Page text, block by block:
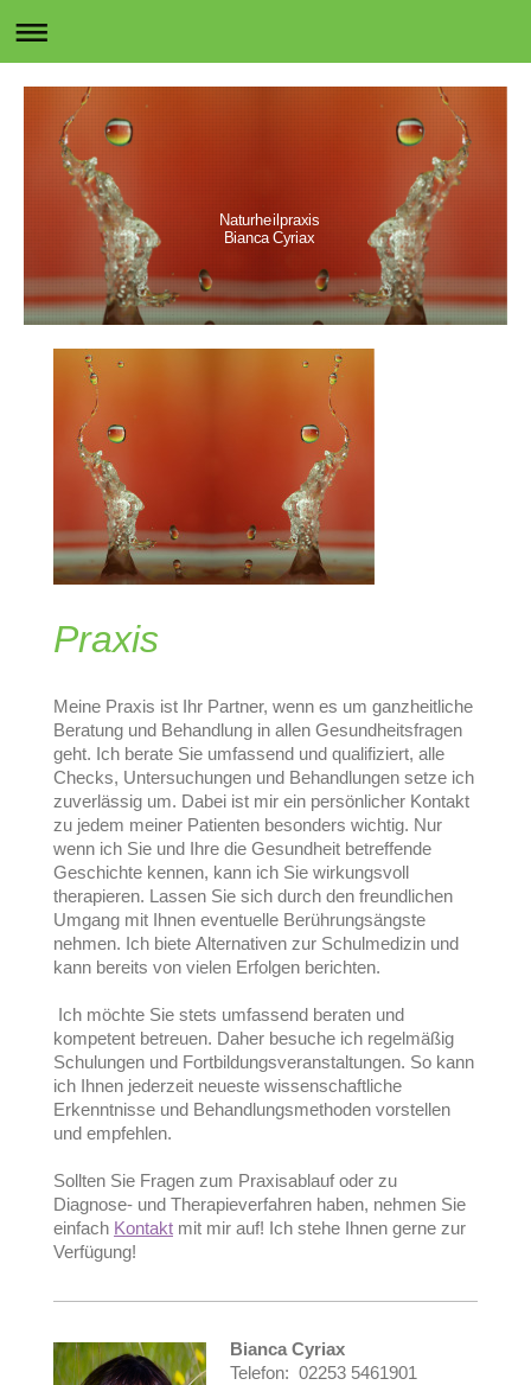
Naturheilpraxis
Bianca Cyriax
Praxis
Meine Praxis ist Ihr Partner, wenn es um ganzheitliche
Beratung und Behandlung in allen Gesundheitsfragen
geht. Ich berate Sie umfassend und qualifiziert, alle
Checks, Untersuchungen und Behandlungen setze ich
zuverlässig um. Dabei ist mir ein persönlicher Kontakt
zu jedem meiner Patienten besonders wichtig. Nur
wenn ich Sie und Ihre die Gesundheit betreffende
Geschichte kennen, kann ich Sie wirkungsvoll
therapieren. Lassen Sie sich durch den freundlichen
Umgang mit Ihnen eventuelle Berührungsängste
nehmen. Ich biete Alternativen zur Schulmedizin und
kann bereits von vielen Erfolgen berichten.
Ich möchte Sie stets umfassend beraten und
kompetent betreuen. Daher besuche ich regelmäßig
Schulungen und Fortbildungsveranstaltungen. So kann
ich Ihnen jederzeit neueste wissenschaftliche
Erkenntnisse und Behandlungsmethoden vorstellen
und empfehlen.
Sollten Sie Fragen zum Praxisablauf oder zu
Diagnose- und Therapieverfahren haben, nehmen Sie
einfach Kontakt mit mir auf! Ich stehe Ihnen gerne zur
Verfügung!
Bianca Cyriax
Telefon: 02253 5461901